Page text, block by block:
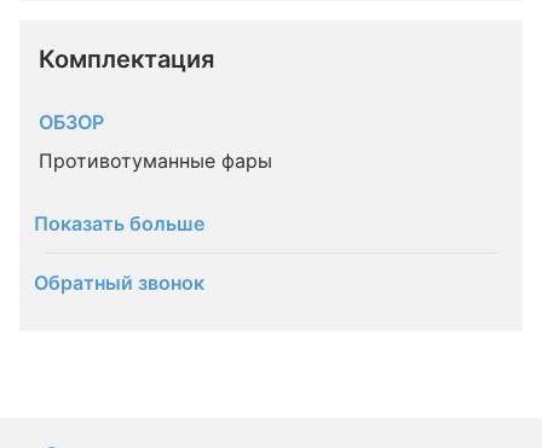
Комплектация
ОБЗОР
Противотуманные фары
Показать больше
Обратный звонок